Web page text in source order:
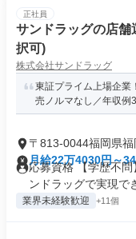
正社員
サンドラッグの店舗
択可)
株式会社サンドラッグ
東証プライム上場企業
売ノルマなし／年収例
〒813-0044福岡県
月給22万4030円～
応募資格 【学歴不
ンドラッグで実現で
業界未経験歓迎 +11個